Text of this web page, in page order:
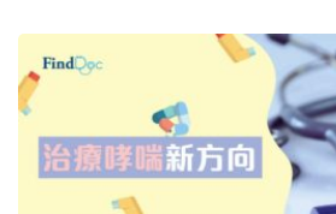
評估 現有醫治哮喘的三大吸
量吸入器 (MDI)、乾粉吸入器
(SMI)，三款均常用。醫生除
方，亦需先為患者進行評估。